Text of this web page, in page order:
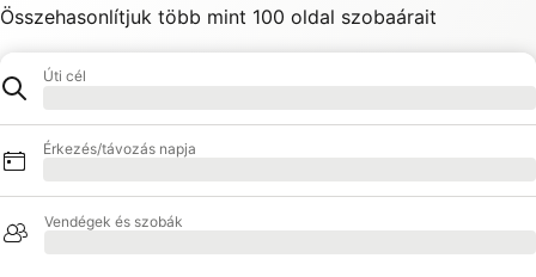
Összehasonlítjuk több mint 100 oldal szobaárait
Hotel
Úti cél
Érkezés/távozás napja
Vendégek és szobák